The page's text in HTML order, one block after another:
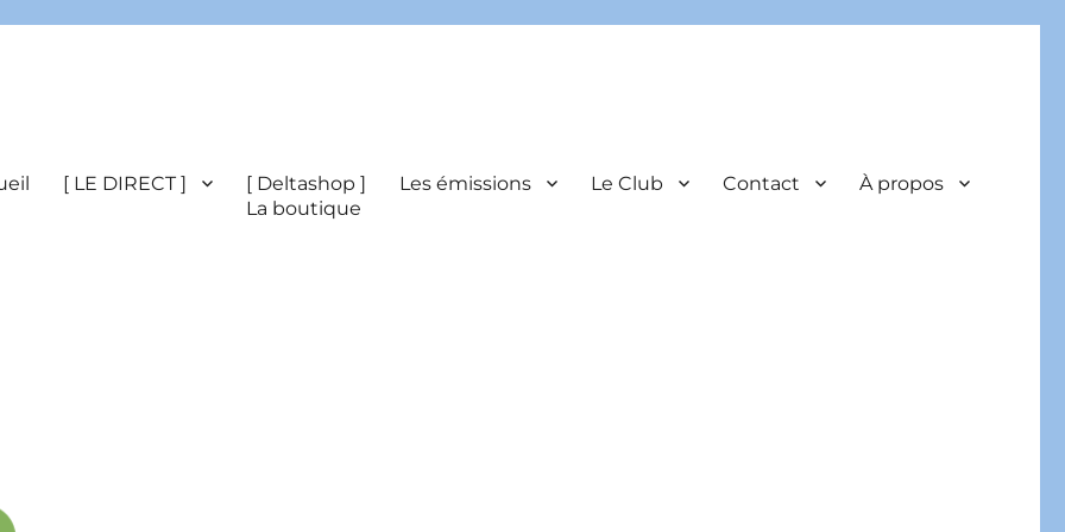
[ LE DIRECT ]
[ Deltashop ]
La boutique
Les émissions Le Club Contact À propos